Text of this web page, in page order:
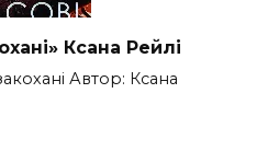
Ксана Рейлі
Автор: Ксана